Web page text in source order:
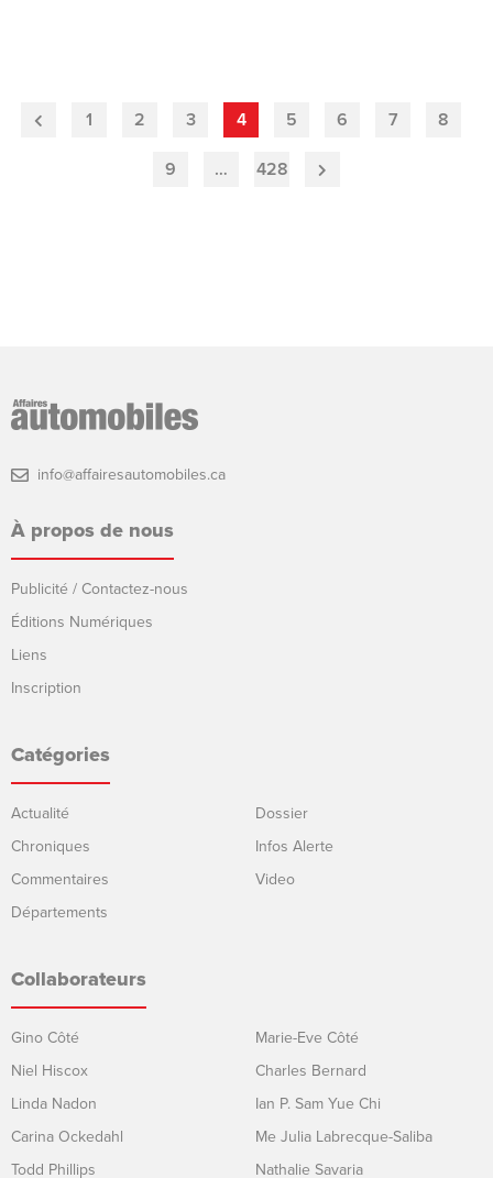
Previous1 2 3 4 5 6 7 8
9 … 428
info@affairesautomobiles.ca
À propos de nous
Publicité / Contactez-nous
Éditions Numériques
Liens
Inscription
Catégories
Actualité
Chroniques
Commentaires
Départements
Dossier
Infos Alerte
Video
Collaborateurs
Gino Côté
Niel Hiscox
Linda Nadon
Carina Ockedahl
Todd Phillips
Marie-Eve Côté
Charles Bernard
Ian P. Sam Yue Chi
Me Julia Labrecque-Saliba
Nathalie Savaria